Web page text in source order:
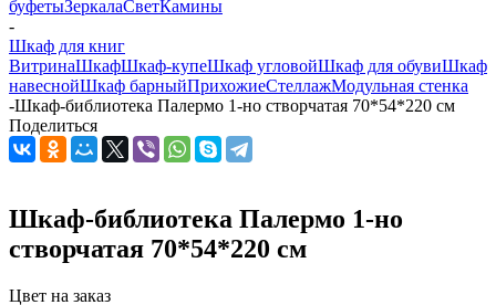
буфетыЗеркалаСветКамины
-
Шкаф для книг
ВитринаШкафШкаф-купеШкаф угловойШкаф для обувиШкаф
навеснойШкаф барныйПрихожиеСтеллажМодульная стенка
-Шкаф-библиотека Палермо 1-но створчатая 70*54*220 см
Поделиться
Шкаф-библиотека Палермо 1-но
створчатая 70*54*220 см
Цвет на заказ